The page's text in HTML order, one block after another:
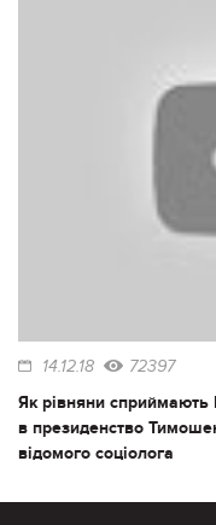
14.12.18 72397
Як рівняни сприймають
в президенство
відомого соціолога